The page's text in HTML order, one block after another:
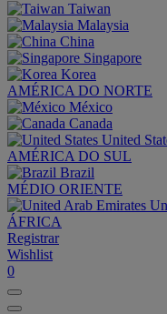
Taiwan
Malaysia
China
Singapore
Korea
AMÉRICA DO NORTE
México
Canada
United
AMÉRICA DO SUL
Brazil
MÉDIO ORIENTE
ÁFRICA
Registrar
Wishlist
0